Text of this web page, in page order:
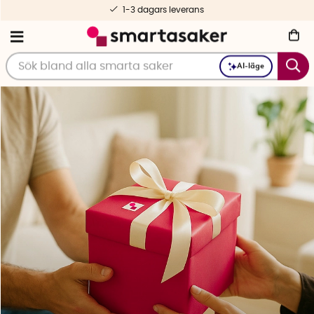
AI-läge
Fri frakt fr. 499 kr